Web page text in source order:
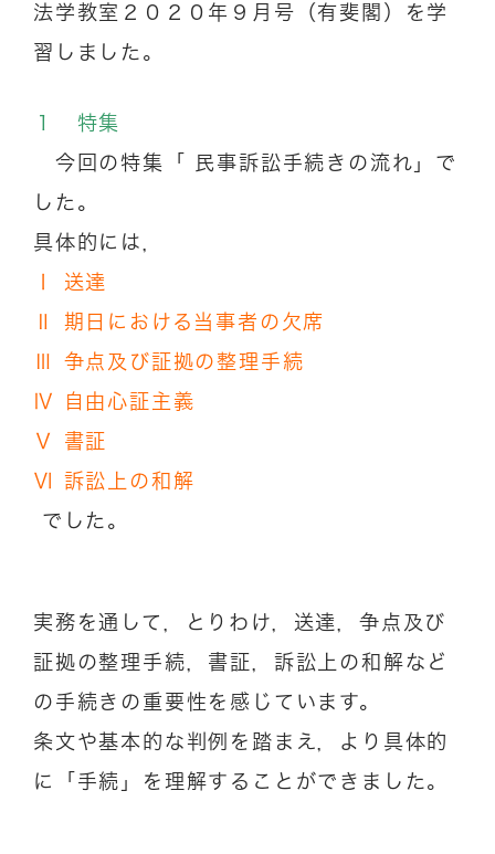
法学教室２０２０年９月号（有斐閣）を学
習しました。
１ 特集
今回の特集「 民事訴訟手続きの流れ」で
した。
具体的には，
Ⅰ 送達
Ⅱ 期日における当事者の欠席
Ⅲ 争点及び証拠の整理手続
Ⅳ 自由心証主義
Ⅴ 書証
Ⅵ 訴訟上の和解
でした。
実務を通して，とりわけ，送達，争点及び
証拠の整理手続，書証，訴訟上の和解など
の手続きの重要性を感じています。
条文や基本的な判例を踏まえ，より具体的
に「手続」を理解することができました。